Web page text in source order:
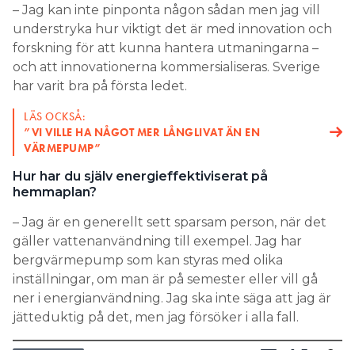
– Jag kan inte pinponta någon sådan men jag vill
understryka hur viktigt det är med innovation och
forskning för att kunna hantera utmaningarna –
och att innovationerna kommersialiseras. Sverige
har varit bra på första ledet.
LÄS OCKSÅ:
”VI VILLE HA NÅGOT MER LÅNGLIVAT ÄN EN
VÄRMEPUMP”
Hur har du själv energieffektiviserat på
hemmaplan?
– Jag är en generellt sett sparsam person, när det
gäller vattenanvändning till exempel. Jag har
bergvärmepump som kan styras med olika
inställningar, om man är på semester eller vill gå
ner i energianvändning. Jag ska inte säga att jag är
jätteduktig på det, men jag försöker i alla fall.